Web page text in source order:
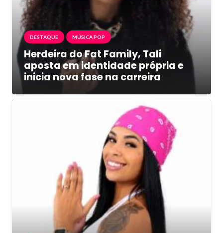
DESTAQUE MÚSICA POP
Herdeira do Fat Family, Tali
aposta em identidade própria e
inicia nova fase na carreira